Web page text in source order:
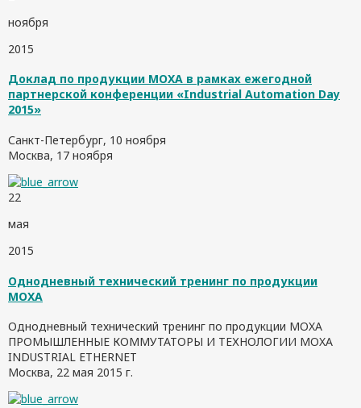
ноября
2015
Доклад по продукции MOXA в рамках ежегодной
партнерской конференции «Industrial Automation Day
2015»
Санкт-Петербург, 10 ноября
Москва, 17 ноября
22
мая
2015
Однодневный технический тренинг по продукции
MOXA
Однодневный технический тренинг по продукции MOXA
ПРОМЫШЛЕННЫЕ КОММУТАТОРЫ И ТЕХНОЛОГИИ MOXA
INDUSTRIAL ETHERNET
Москва, 22 мая 2015 г.